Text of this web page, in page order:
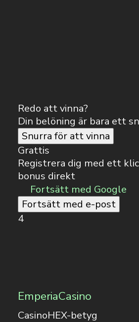
Redo att vinna?
Din belöning är bara ett
Snurra för att vinna
Grattis
Registrera dig med ett
bonus direkt
Fortsätt med Google
Fortsätt med e-post
4
EmperiaCasino
CasinoHEX-betyg